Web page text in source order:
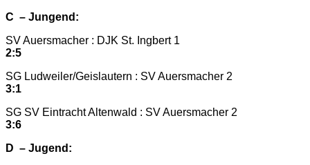
C – Jungend:
SV Auersmacher : DJK St. Ingbert 1
2:5
SG Ludweiler/Geislautern : SV Auersmacher 2
3:1
SG SV Eintracht Altenwald : SV Auersmacher 2
3:6
D – Jugend: